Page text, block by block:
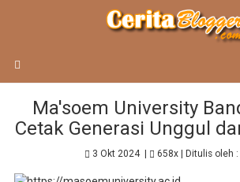
Ma'soem University
Cetak Generasi Unggul
3 Okt 2024| 658x| Ditulis oleh :